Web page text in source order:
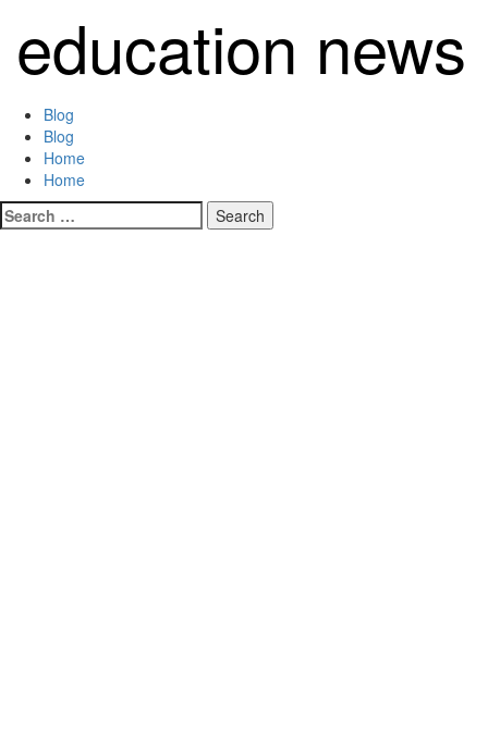
content
education news
Primary
Menu
Blog
Blog
Home
Home
Search
for: